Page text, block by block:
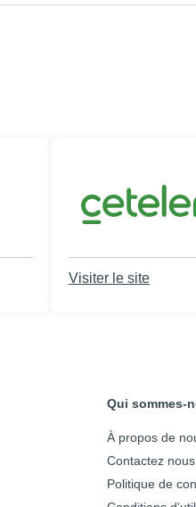
Visiter le site
Qui sommes-
À propos de
Contactez nous
Politique de